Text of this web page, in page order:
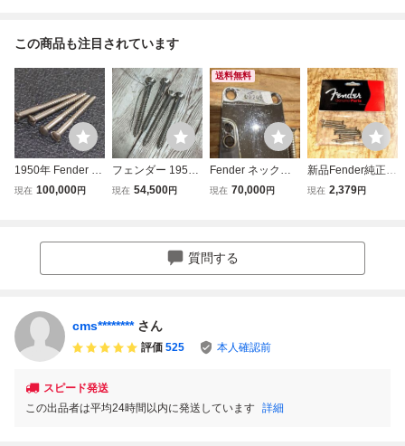
この商品も注目されています
1950年 Fender N
ECK MOUNTING
現在 100,000円
フェンダー 1955
年 デッドストック
現在 54,500円
送料無料
Fender ネック
プレート 65年
現在 70,000円
新品Fender純正P
ure Vintage Slotte
現在 2,379円
質問する
cms******** さん
評価 525 本人確認前
スピード発送
この出品者は平均24時間以内に発送しています 詳細